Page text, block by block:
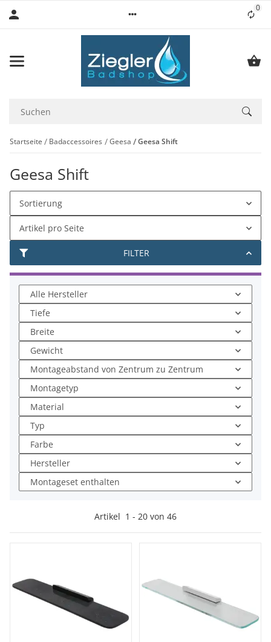
0
Startseite Badaccessoires Geesa Geesa Shift
Geesa Shift
FILTER
Sortierung
Artikel pro Seite
Alle Hersteller
Tiefe
Breite
Gewicht
Montageabstand von Zentrum zu Zentrum
Montagetyp
Material
Typ
Farbe
Hersteller
Montageset enthalten
Artikel 1 - 20 von 46